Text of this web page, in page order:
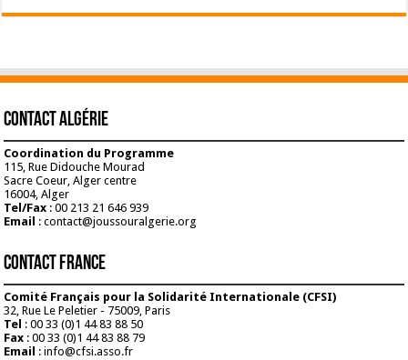
Contact Algérie
Coordination du Programme
115, Rue Didouche Mourad
Sacre Coeur, Alger centre
16004, Alger
Tel/Fax : 00 213 21 646 939
Email : contact@joussouralgerie.org
Contact France
Comité Français pour la Solidarité Internationale (CFSI)
32, Rue Le Peletier - 75009, Paris
Tel : 00 33 (0)1 44 83 88 50
Fax : 00 33 (0)1 44 83 88 79
Email : info@cfsi.asso.fr